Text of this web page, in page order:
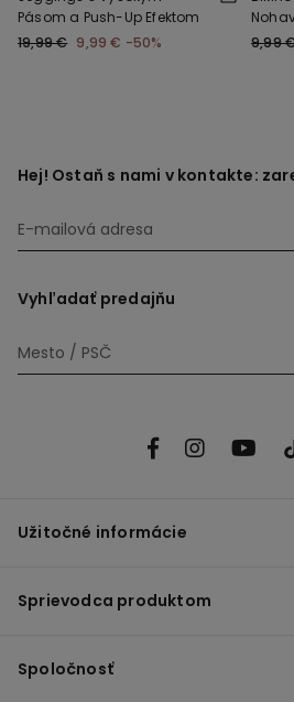
Pásom a Push-Up Efektom
19,99 € 9,99 € -50% 9,99
Hej! Ostaň s nami v kontakte:
Vyhľadať predajňu
Užitočné informácie
Sprievodca produktom
Spoločnosť